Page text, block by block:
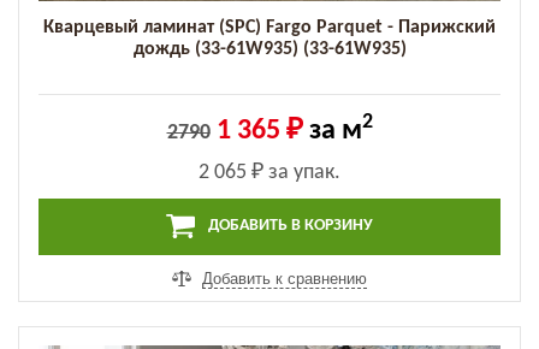
Кварцевый ламинат (SPC) Fargo Parquet - Парижский
дождь (33-61W935) (33-61W935)
2790 1 365 ₽за м2
2 065 ₽ за упак.
ДОБАВИТЬ В КОРЗИНУ
Добавить к сравнению